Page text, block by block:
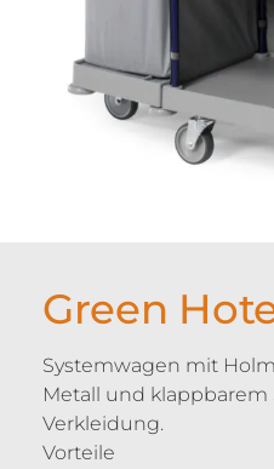
Green
Systemwagen mit
Metall und klappbarem
Verkleidung.
Vorteile